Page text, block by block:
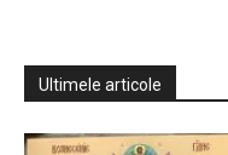
Ultimele articole